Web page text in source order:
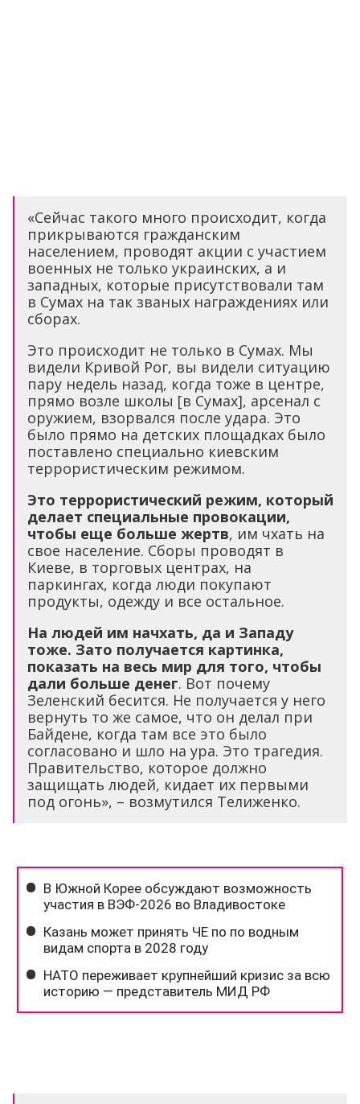
«Сейчас такого много происходит, когда
прикрываются гражданским
населением, проводят акции с участием
военных не только украинских, а и
западных, которые присутствовали там
в Сумах на так званых награждениях или
сборах.
Это происходит не только в Сумах. Мы
видели Кривой Рог, вы видели ситуацию
пару недель назад, когда тоже в центре,
прямо возле школы [в Сумах], арсенал с
оружием, взорвался после удара. Это
было прямо на детских площадках было
поставлено специально киевским
террористическим режимом.
Это террористический режим, который
делает специальные провокации,
чтобы еще больше жертв, им чхать на
свое население. Сборы проводят в
Киеве, в торговых центрах, на
паркингах, когда люди покупают
продукты, одежду и все остальное.
На людей им начхать, да и Западу
тоже. Зато получается картинка,
показать на весь мир для того, чтобы
дали больше денег. Вот почему
Зеленский бесится. Не получается у него
вернуть то же самое, что он делал при
Байдене, когда там все это было
согласовано и шло на ура. Это трагедия.
Правительство, которое должно
защищать людей, кидает их первыми
под огонь», – возмутился Телиженко.